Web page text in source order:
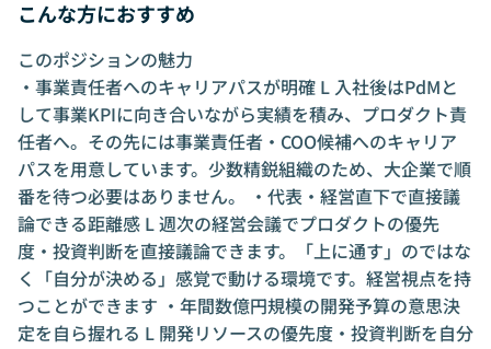
こんな方におすすめ
このポジションの魅力
・事業責任者へのキャリアパスが明確 L 入社後はPdMと
して事業KPIに向き合いながら実績を積み、プロダクト責
任者へ。その先には事業責任者・COO候補へのキャリア
パスを用意しています。少数精鋭組織のため、大企業で順
番を待つ必要はありません。 ・代表・経営直下で直接議
論できる距離感 L 週次の経営会議でプロダクトの優先
度・投資判断を直接議論できます。「上に通す」のではな
く「自分が決める」感覚で動ける環境です。経営視点を持
つことができます ・年間数億円規模の開発予算の意思決
定を自ら握れる L 開発リソースの優先度・投資判断を自分